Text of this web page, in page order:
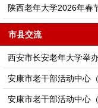
陕西老年大学2026年春
市县交流
西安市长安老年大学举